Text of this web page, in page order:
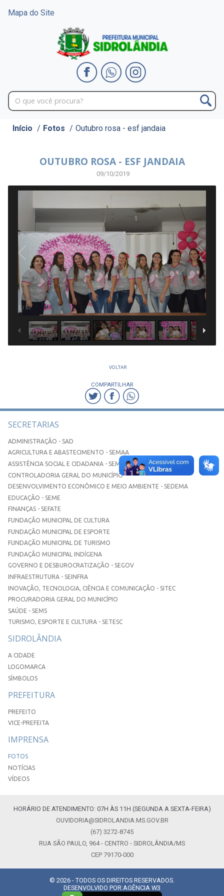
Mapa do Site
Início / Fotos / Outubro rosa - esf jandaia
OUTUBRO ROSA - ESF JANDAIA
09/10/2019
1 / 87
VOLTAR
COMPARTILHAR
SECRETARIAS
ADMINISTRAÇÃO - SAD
AGRICULTURA E ABASTECIMENTO - SEMAA
ASSISTÊNCIA SOCIAL E CIDADANIA - SEMASC
CONTROLADORIA GERAL DO MUNICÍPIO
DESENVOLVIMENTO ECONÔMICO E MEIO AMBIENTE - SEDEMA
EDUCAÇÃO - SEME
FINANÇAS - SEFATE
FUNDAÇÃO MUNICIPAL DE CULTURA
FUNDAÇÃO MUNICIPAL DE ESPORTE
FUNDAÇÃO MUNICIPAL DE TURISMO
FUNDAÇÃO MUNICIPAL INDÍGENA
GOVERNO E DESBUROCRATIZAÇÃO - SEGOV
INFRAESTRUTURA - SEINFRA
INOVAÇÃO, TECNOLOGIA, CIÊNCIA E COMUNICAÇÃO - SITEC
PROCURADORIA GERAL DO MUNICÍPIO
SAÚDE - SEMS
TURISMO, ESPORTE E CULTURA - SETESC
SIDROLÂNDIA
A CIDADE
LOGOMARCA
SÍMBOLOS
PREFEITURA
PREFEITO
VICE-PREFEITA
IMPRENSA
FOTOS
NOTÍCIAS
VÍDEOS
HORÁRIO DE ATENDIMENTO: 07H ÀS 11H (SEGUNDA A SEXTA-FEIRA)
OUVIDORIA@SIDROLANDIA.MS.GOV.BR
(67) 3272-8745
RUA SÃO PAULO, 964 - CENTRO - SIDROLÂNDIA/MS
CEP 79170-000
© 2026 - TODOS OS DIREITOS RESERVADOS.
DESENVOLVIDO POR:AGÊNCIA W3